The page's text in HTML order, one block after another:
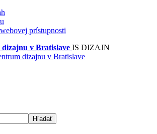
prístupnosti
dizajnu v Bratislave IS DIZAJN
Hľadať